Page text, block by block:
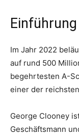
Einführung
Im Jahr 2022
auf rund 500
begehrtesten A-
einer der
George Clooney
Geschäftsmann